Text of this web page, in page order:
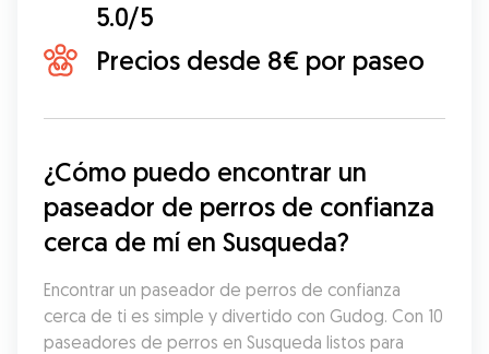
5.0/5
Precios desde 8€ por paseo
¿Cómo puedo encontrar un
paseador de perros de confianza
cerca de mí en Susqueda?
Encontrar un paseador de perros de confianza
cerca de ti es simple y divertido con Gudog. Con 10
paseadores de perros en Susqueda listos para